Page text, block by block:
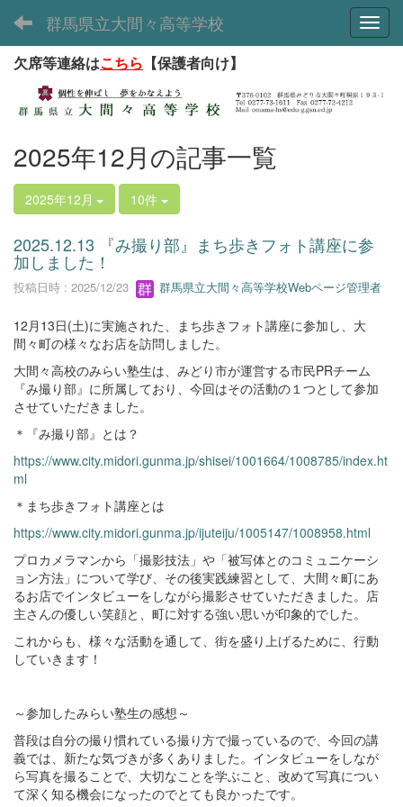
群馬県立大間々高等学校
欠席等連絡はこちら 【保護者向け】
2025年12月の記事一覧
2025年12月 10件
2025.12.13 『み撮り部』まち歩きフォト講座に参
加しました！
投稿日時 : 2025/12/23 群馬県立大間々高等学校Webページ管理者
12月13日(土)に実施された、まち歩きフォト講座に参加し、大
間々町の様々なお店を訪問しました。
大間々高校のみらい塾生は、みどり市が運営する市民PRチーム
『み撮り部』に所属しており、今回はその活動の１つとして参加
させていただきました。
＊『み撮り部』とは？
https://www.city.midori.gunma.jp/shisei/1001664/1008785/index.ht
ml
＊まち歩きフォト講座とは
https://www.city.midori.gunma.jp/ijuteiju/1005147/1008958.html
プロカメラマンから「撮影技法」や「被写体とのコミュニケーシ
ョン方法」について学び、その後実践練習として、大間々町にあ
るお店でインタビューをしながら撮影させていただきました。店
主さんの優しい笑顔と、町に対する強い思いが印象的でした。
これからも、様々な活動を通して、街を盛り上げるために、行動
していきます！
～参加したみらい塾生の感想～
普段は自分の撮り慣れている撮り方で撮っているので、今回の講
義では、新たな気づきが多くありました。インタビューをしなが
ら写真を撮ることで、大切なことを学ぶこと、改めて写真につい
て深く知る機会になったのでとても良かったです。